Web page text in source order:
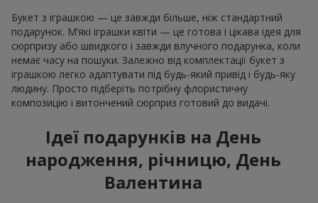
Букет з іграшкою — це завжди більше, ніж стандартний
подарунок. М’які іграшки квіти — це готова і цікава ідея для
сюрпризу або швидкого і завжди влучного подарунка, коли
немає часу на пошуки. Залежно від комплектації букет з
іграшкою легко адаптувати під будь-який привід і будь-яку
людину. Просто підберіть потрібну флористичну
композицію і витончений сюрприз готовий до видачі.
Ідеї подарунків на День
народження, річницю, День
Валентина